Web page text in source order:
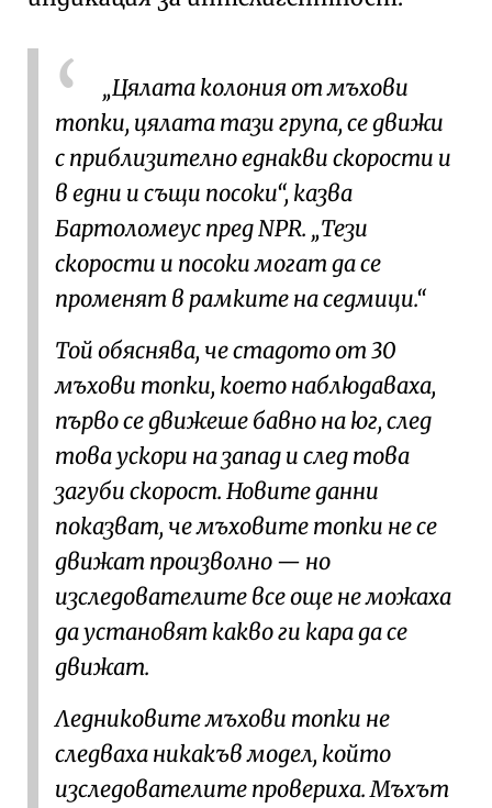
„Цялата колония от мъхови
топки, цялата тази група, се движи
с приблизително еднакви скорости и
в едни и същи посоки“, казва
Бартоломеус пред NPR. „Тези
скорости и посоки могат да се
променят в рамките на седмици.“
Той обяснява, че стадото от 30
мъхови топки, което наблюдаваха,
първо се движеше бавно на юг, след
това ускори на запад и след това
загуби скорост. Новите данни
показват, че мъховите топки не се
движат произволно — но
изследователите все още не можаха
да установят какво ги кара да се
движат.
Ледниковите мъхови топки не
следваха никакъв модел, който
изследователите провериха. Мъхът